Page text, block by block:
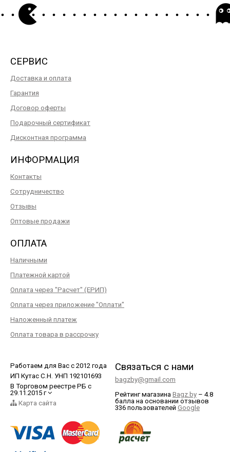
СЕРВИС
Доставка и оплата
Гарантия
Договор оферты
Подарочный сертификат
Дисконтная программа
ИНФОРМАЦИЯ
Контакты
Сотрудничество
Отзывы
Оптовые продажи
ОПЛАТА
Наличными
Платежной картой
Оплата через "Расчет" (ЕРИП)
Оплата через приложение "Оплати"
Наложенный платеж
Оплата товара в рассрочку
Работаем для Вас с 2012 года
ИП Кутас С.Н. УНП 192101693
В Торговом реестре РБ с
29.11.2015 г
Карта сайта
Связаться с нами
bagzby@gmail.com
Рейтинг магазина Bagz.by – 4.8
балла на основании отзывов
336 пользователей Google